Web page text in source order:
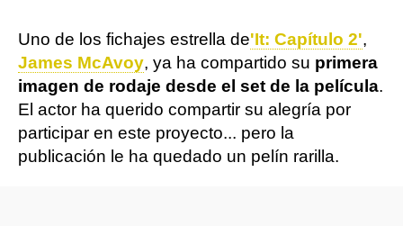
Uno de los fichajes estrella de'It: Capítulo 2',
James McAvoy, ya ha compartido su primera
imagen de rodaje desde el set de la película.
El actor ha querido compartir su alegría por
participar en este proyecto... pero la
publicación le ha quedado un pelín rarilla.